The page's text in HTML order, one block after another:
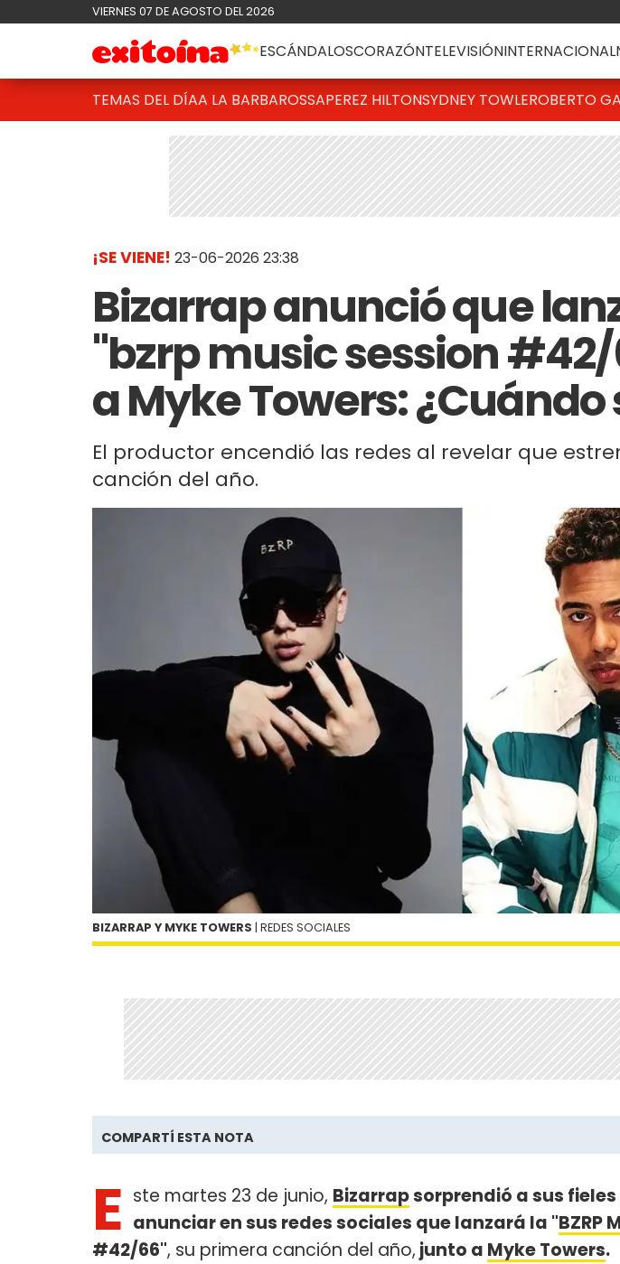
VIERNES 07 DE AGOSTO DEL 2026
ESCÁNDALOSCORAZÓNTELEVISIÓNINTERNACIONAL
TEMAS DEL DÍAA LA BARBAROSSAPEREZ HILTONSYDNEY TOWLEROBERTO
¡SE VIENE! 23-06-2026 23:38
Bizarrap anunció que
"bzrp music session
a Myke Towers: ¿Cuándo
El productor encendió las redes al revelar que
canción del año.
BIZARRAP Y MYKE TOWERS | REDES SOCIALES
COMPARTÍ ESTA NOTA
E ste martes 23 de junio, Bizarrapsorprendió a sus
anunciar en sus redes sociales que lanzará la "BZRP
#42/66", su primera canción del año, junto a Myke Towers.